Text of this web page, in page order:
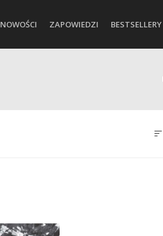
NOWOŚCI ZAPOWIEDZI BESTSELLERY